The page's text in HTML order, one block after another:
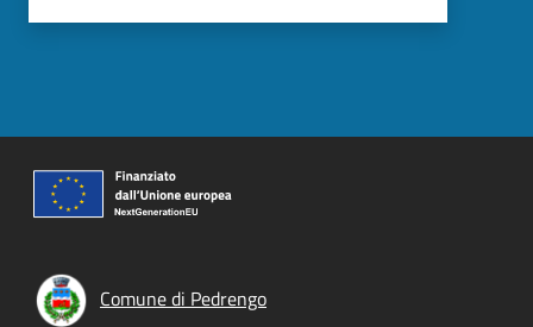
Comune di Pedrengo